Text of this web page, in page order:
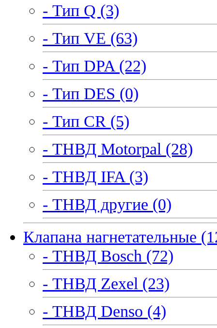
- Тип Q (3)
- Тип VE (63)
- Тип DPA (22)
- Тип DES (0)
- Тип CR (5)
- ТНВД Motorpal (28)
- ТНВД IFA (3)
- ТНВД другие (0)
Клапана нагнетательные
- ТНВД Bosch (72)
- ТНВД Zexel (23)
- ТНВД Denso (4)